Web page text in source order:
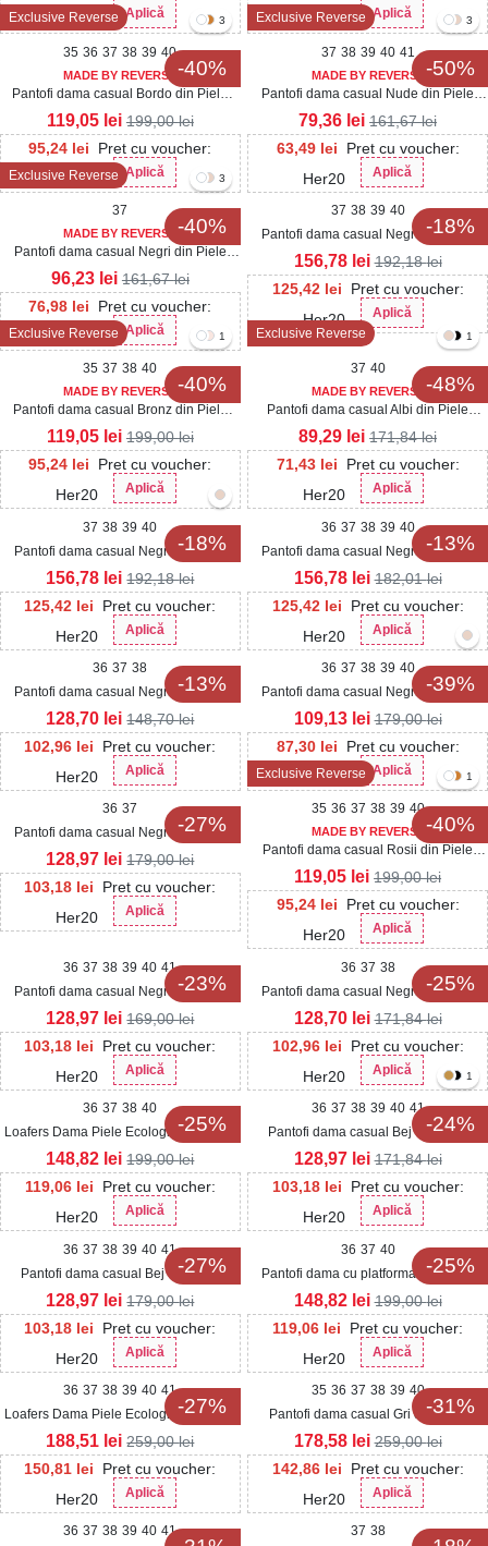
Her20
Aplică
Her20
Aplică
Exclusive Reverse
-40%
3
35 36 37 38 39 40
MADE BY REVERSE
Pantofi dama casual Bordo din Piele
Ecologica Lacuita Tamara
95,24 lei
Pret cu voucher:
Her20
Aplică
119,05 lei 199,00lei
Exclusive Reverse
-50%
3
37 38 39 40 41
MADE BY REVERSE
Pantofi dama casual Nude din Piele
Ecologica Intoarsa Dalina2
63,49 lei
Pret cu voucher:
Her20
Aplică
79,36 lei 161,67lei
Exclusive Reverse
-40%
3
37
MADE BY REVERSE
Pantofi dama casual Negri din Piele
Ecologica Lacuita Dalina3
76,98 lei
Pret cu voucher:
Her20
Aplică
96,23 lei 161,67lei
-18%
37 38 39 40
Pantofi dama casual Negri din Piele
Ecologica Lacuita Mirana3
125,42 lei
Pret cu voucher:
Her20
Aplică
156,78 lei 192,18lei
Exclusive Reverse
-40%
1
35 37 38 40
MADE BY REVERSE
Pantofi dama casual Bronz din Piele
Ecologica Penny
95,24 lei
Pret cu voucher:
Her20
Aplică
119,05 lei 199,00lei
Exclusive Reverse
-48%
1
37 40
MADE BY REVERSE
Pantofi dama casual Albi din Piele
Ecologica Diona
71,43 lei
Pret cu voucher:
Her20
Aplică
89,29 lei 171,84lei
-18%
37 38 39 40
Pantofi dama casual Negri din Piele
Ecologica Mirana
125,42 lei
Pret cu voucher:
Her20
Aplică
156,78 lei 192,18lei
-13%
36 37 38 39 40
Pantofi dama casual Negri din Piele
Ecologica Intoarsa Namiya
125,42 lei
Pret cu voucher:
Her20
Aplică
156,78 lei 182,01lei
-13%
36 37 38
Pantofi dama casual Negri din Piele
Ecologica Isiuwa
102,96 lei
Pret cu voucher:
Her20
Aplică
128,70 lei 148,70lei
-39%
36 37 38 39 40
Pantofi dama casual Negri din Piele
Ecologica Intoarsa Taryn
87,30 lei
Pret cu voucher:
Her20
Aplică
109,13 lei 179,00lei
-27%
36 37
Pantofi dama casual Negri din Piele
Ecologica Lacuita Maizey
103,18 lei
Pret cu voucher:
Her20
Aplică
128,97 lei 179,00lei
Exclusive Reverse
-40%
1
35 36 37 38 39 40
MADE BY REVERSE
Pantofi dama casual Rosii din Piele
Ecologica Lacuita Penny
95,24 lei
Pret cu voucher:
Her20
Aplică
119,05 lei 199,00lei
-23%
36 37 38 39 40 41
Pantofi dama casual Negri din Piele
Ecologica Kamela
103,18 lei
Pret cu voucher:
Her20
Aplică
128,97 lei 169,00lei
-25%
36 37 38
Pantofi dama casual Negri din Piele
Ecologica Alexsia
102,96 lei
Pret cu voucher:
Her20
Aplică
128,70 lei 171,84lei
-25%
36 37 38 40
Loafers Dama Piele Ecologica Intoarsa
Negri Katya
119,06 lei
Pret cu voucher:
Her20
Aplică
148,82 lei 199,00lei
-24%
1
36 37 38 39 40 41
Pantofi dama casual Bej din Piele
Ecologica Raley
103,18 lei
Pret cu voucher:
Her20
Aplică
128,97 lei 171,84lei
-27%
36 37 38 39 40 41
Pantofi dama casual Bej din Piele
Ecologica Daniyla
103,18 lei
Pret cu voucher:
Her20
Aplică
128,97 lei 179,00lei
-25%
36 37 40
Pantofi dama cu platforma Negri din
Piele Ecologica Intoarsa Anwen2
119,06 lei
Pret cu voucher:
Her20
Aplică
148,82 lei 199,00lei
-27%
36 37 38 39 40 41
Loafers Dama Piele Ecologica Intoarsa
Negri Sidhi3
150,81 lei
Pret cu voucher:
Her20
Aplică
188,51 lei 259,00lei
-31%
35 36 37 38 39 40
Pantofi dama casual Gri din Piele
Ecologica Trisha
142,86 lei
Pret cu voucher:
Her20
Aplică
178,58 lei 259,00lei
36 37 38 39 40 41 37 38